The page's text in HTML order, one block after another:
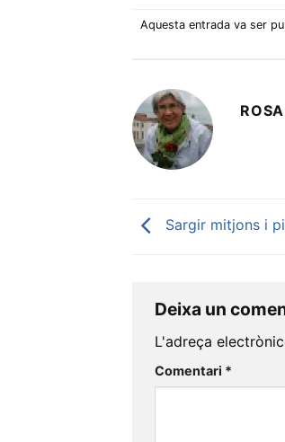
Aquesta entrada va ser
Sargir mitjons i
Deixa un
L'adreça
Comentari *